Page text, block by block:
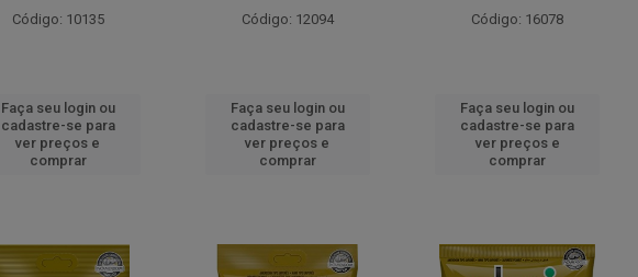
Código: 10135
Faça seu login ou
cadastre-se para
ver preços e
comprar
Código: 12094
Faça seu login ou
cadastre-se para
ver preços e
comprar
Código: 16078
Faça seu login ou
cadastre-se para
ver preços e
comprar